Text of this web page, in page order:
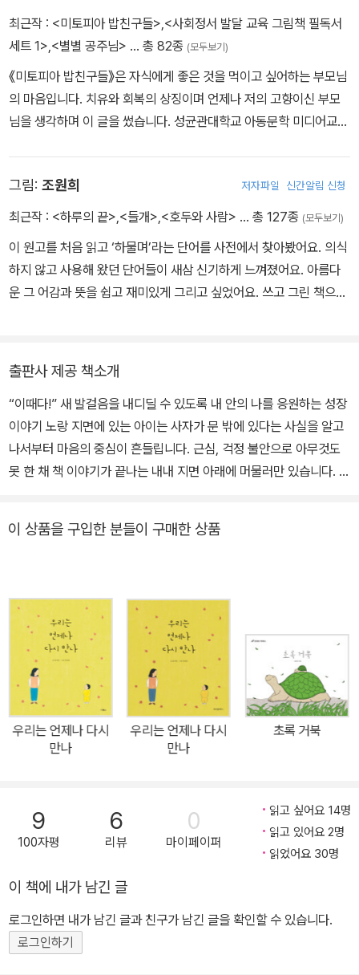
기입니다. 어느 날 주인공 아이는 문 밖에 커다랗고 무서운 사자가 있
다는 걸 알게 됩니다. 예상치 못한 상황 속에서 ‘사자’라는 대상을 마
주한 주인공 마음에는 두 아이가 공존합니다. 사자가 나를 잡아먹지
않을까 하는 불안함으로 문 밖을 절대 나갈 수 없을 거라는 공포감에
압도된 노랑 아이. 눈앞에 닥친 문제를 극복하고 밖으로 나가겠다는
사자같이 큰 동물, 상처가 된 말, 놀림당한 일… 어떤 대상으로, 어떤
일 때문에 불안함을 통제할 수 없다면 이 책에 집중해 보세요. 두려움,
풀어낸 이 이야기를 통해 용기, 인내, 인생의 문제에 대처하는 법을 선
명히 배울 수 있을 거예요.
최근작 : <미토피아 밥친구들>,<사회정서 발달 교육 그림책 필독서
세트 1>,<별별 공주님> … 총 82종 (모두보기)
《미토피아 밥친구들》은 자식에게 좋은 것을 먹이고 싶어하는 부모님
의 마음입니다. 치유와 회복의 상징이며 언제나 저의 고향이신 부모
님을 생각하며 이 글을 썼습니다. 성균관대학교 아동문학 미디어교육
그림: 조원희 저자파일 신간알림 신청
최근작 : <하루의 끝>,<들개>,<호두와 사람> … 총 127종 (모두보기)
이 원고를 처음 읽고 ‘하물며’라는 단어를 사전에서 찾아봤어요. 의식
하지 않고 사용해 왔던 단어들이 새삼 신기하게 느껴졌어요. 아름다
운 그 어감과 뜻을 쉽고 재미있게 그리고 싶었어요. 쓰고 그린 책으로
출판사 제공 책소개
“이때다!” 새 발걸음을 내디딜 수 있도록 내 안의 나를 응원하는 성장
이야기 노랑 지면에 있는 아이는 사자가 문 밖에 있다는 사실을 알고
나서부터 마음의 중심이 흔들립니다. 근심, 걱정 불안으로 아무것도
못 한 채 책 이야기가 끝나는 내내 지면 아래에 머물러만 있습니다. 그
으로 나가게 될지는 모르지만 사자에 맞설 수 있는 체력을 키우고, 바
을 기대하게 합니다. 그리고 마침내 문 밖으로 나갈 수 있는 절호의 찬
스가 왔을 때! 내가 할 수 있는 최선의 용기를 발휘해 넓은 세상으로
담대히 나아갑니다. 이 책을 읽고 나서 처음 스스로, 어려움을 극복해
본 경험을 떠올려 보는 건 어떨까요? 자신감으로 해냈던 일들을 하나
둘 생각하다 보면 걱정과 근심의 자리에 새롭게 도전하고 싶은 마음
이 채워질지도 모릅니다. 임팩트가 있는 글, 또렷한 색채 이미지 윤아
해 x 조원희 작가의 비유에 담긴 ‘용기’의 철학 아동문학 교육가, 작가
패와 좌절, 두려움을 포용하는 과정에서 우리에게 필요한 건 ‘자기 자
신을 긍정하는 용기’임을 이해하기 쉽게 보여 줍니다. 그림책 작가들
이 사랑하는 조원희 작가 역시 이번 작품에서 새로운 시도를 선보였
이를 또렷하게 주었고, 책의 중심선을 활용해 내적 갈등의 과정을 거
침없이 담았습니다. 특히 왼쪽 페이지 아래에서 한 발자국도 움직이
지 못하는 노랑 아이의 모습은 ‘두려움’이 우리를 압도할 때 생각과 행
이 상품을 구입한 분들이 구매한 상품
우리는 언제나 다시
만나
우리는 언제나 다시
만나
초록 거북
9
100자평
6
리뷰
0
마이페이퍼
읽고 싶어요 14명
읽고 있어요 2명
읽었어요 30명
이 책에 내가 남긴 글
로그인하면 내가 남긴 글과 친구가 남긴 글을 확인할 수 있습니다.
로그인하기